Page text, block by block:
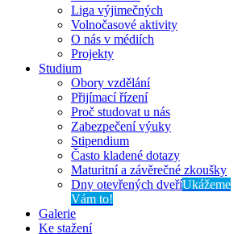
Liga výjimečných
Volnočasové aktivity
O nás v médiích
Projekty
Studium
Obory vzdělání
Přijímací řízení
Proč studovat u nás
Zabezpečení výuky
Stipendium
Často kladené dotazy
Maturitní a závěrečné zkoušky
Dny otevřených dveříUkážeme
Vám to!
Galerie
Ke stažení